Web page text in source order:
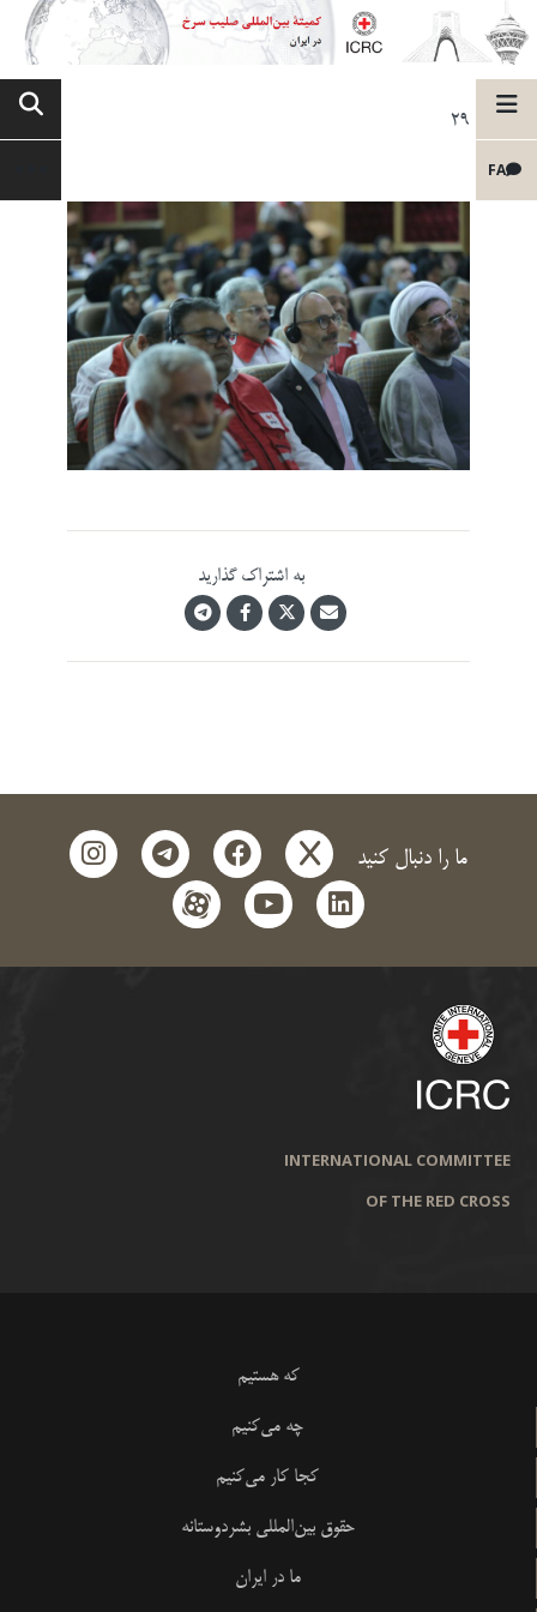
FA
29
به اشتراک گذارید
ما را دنبال کنید x
facebook
telegram
instagram
linkedin
youtube
aparat
INTERNATIONAL COMMITTEE
OF THE RED CROSS
که هستیم
چه می‌کنیم
کجا کار می‌کنیم
حقوق بین‌المللی بشردوستانه
ما در ایران